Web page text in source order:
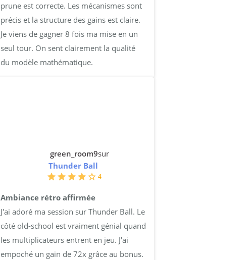
prune est correcte. Les mécanismes sont
précis et la structure des gains est claire.
Je viens de gagner 8 fois ma mise en un
seul tour. On sent clairement la qualité
du modèle mathématique.
green_room9sur
Thunder Ball
4
Ambiance rétro affirmée
J'ai adoré ma session sur Thunder Ball. Le
côté old-school est vraiment génial quand
les multiplicateurs entrent en jeu. J'ai
empoché un gain de 72x grâce au bonus.